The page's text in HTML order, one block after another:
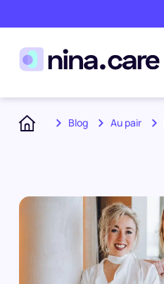
Blog Au pair